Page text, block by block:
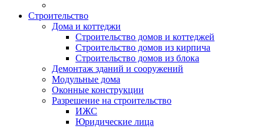
Строительство
Дома и коттеджи
Строительство домов и коттеджей
Строительство домов из кирпича
Строительство домов из блока
Демонтаж зданий и сооружений
Модульные дома
Оконные конструкции
Разрешение на строительство
ИЖС
Юридические лица